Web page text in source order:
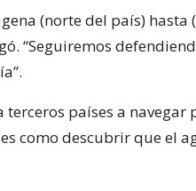
(norte del país) hasta
“Seguiremos
países a navegar
como descubrir que el